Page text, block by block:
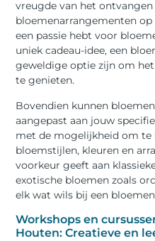
vreugde van het
bloemenarrangementen
een passie hebt voor
uniek cadeau-idee, een
geweldige optie zijn om
te genieten.
Bovendien kunnen
aangepast aan jouw
met de mogelijkheid om te
bloemstijlen, kleuren en
voorkeur geeft aan
exotische bloemen zoals
elk wat wils bij een
Workshops en
Houten: Creatieve en